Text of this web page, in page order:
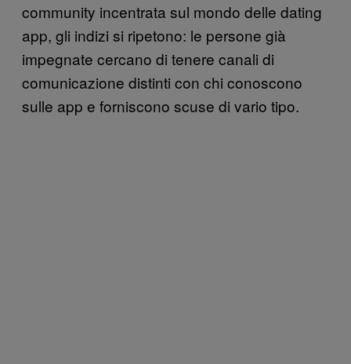
community incentrata sul mondo delle dating
app, gli indizi si ripetono: le persone già
impegnate cercano di tenere canali di
comunicazione distinti con chi conoscono
sulle app e forniscono scuse di vario tipo.